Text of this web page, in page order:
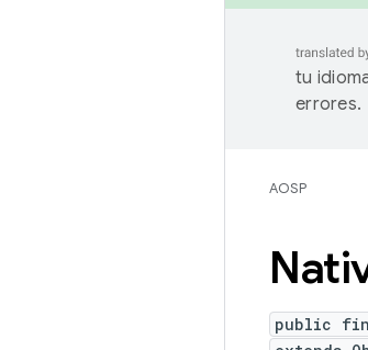
tu
errores.
AOSP
public